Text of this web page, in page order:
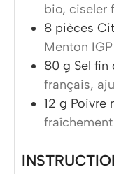
bio, ciseler
8 pièces
Menton
80 g Sel fin
français,
12 g Poivre